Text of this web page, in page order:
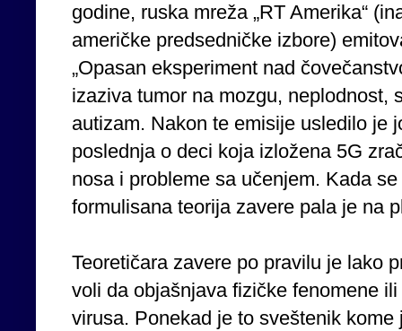
godine, ruska mreža „RT Amerika“
američke predsedničke izbore)
„Opasan eksperiment nad
izaziva tumor na mozgu, neplodnost,
autizam. Nakon te emisije usledilo je
poslednja o deci koja izložena 5G
nosa i probleme sa učenjem. Kada
formulisana teorija zavere pala je na
Teoretičara zavere po pravilu je lako
voli da objašnjava fizičke fenomene
virusa. Ponekad je to sveštenik